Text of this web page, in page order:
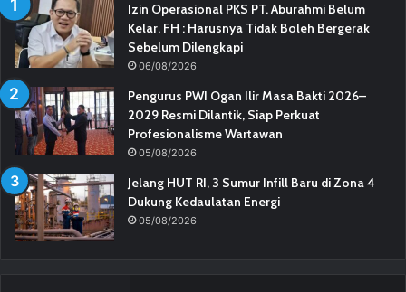
Izin Operasional PKS PT. Aburahmi Belum
Kelar, FH : Harusnya Tidak Boleh Bergerak
Sebelum Dilengkapi
06/08/2026
Pengurus PWI Ogan Ilir Masa Bakti 2026–
2029 Resmi Dilantik, Siap Perkuat
Profesionalisme Wartawan
05/08/2026
Jelang HUT RI, 3 Sumur Infill Baru di Zona 4
Dukung Kedaulatan Energi
05/08/2026